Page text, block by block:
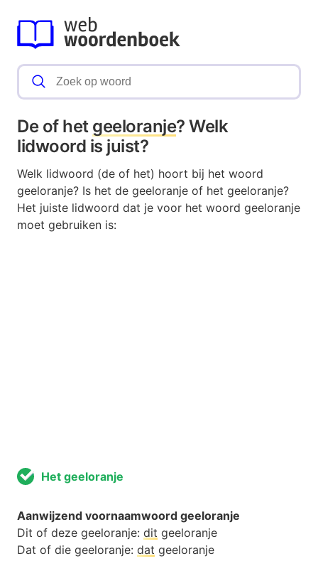
De of het geeloranje? Welk
lidwoord is juist?
Welk lidwoord (de of het) hoort bij het woord
geeloranje? Is het de geeloranje of het geeloranje?
Het juiste lidwoord dat je voor het woord geeloranje
moet gebruiken is:
Het geeloranje
Aanwijzend voornaamwoord geeloranje
Dit of deze geeloranje: dit geeloranje
Dat of die geeloranje: dat geeloranje